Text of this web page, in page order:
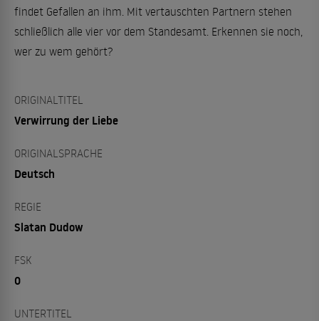
findet Gefallen an ihm. Mit vertauschten Partnern stehen
schließlich alle vier vor dem Standesamt. Erkennen sie noch,
wer zu wem gehört?
ORIGINALTITEL
Verwirrung der Liebe
ORIGINALSPRACHE
Deutsch
REGIE
Slatan Dudow
FSK
0
UNTERTITEL